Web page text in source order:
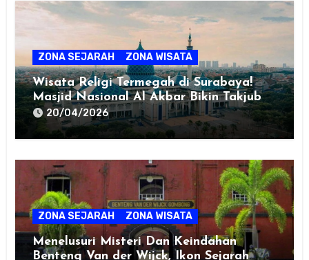
ZONA SEJARAH ZONA WISATA
Wisata Religi Termegah di Surabaya!
Masjid Nasional Al Akbar Bikin Takjub
20/04/2026
ZONA SEJARAH ZONA WISATA
Menelusuri Misteri Dan Keindahan
Benteng Van der Wijck, Ikon Sejarah